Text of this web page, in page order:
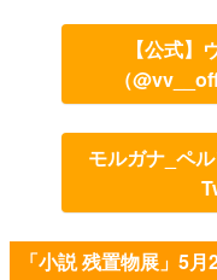
【公式
（
モルガナ_ペ
「小説 残置物展」5